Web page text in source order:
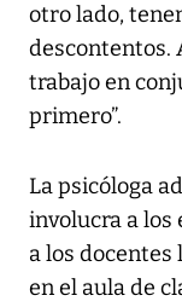
otro lado,
descontentos.
trabajo en
primero”.
La psicóloga
involucra a los
a los
en el aula de